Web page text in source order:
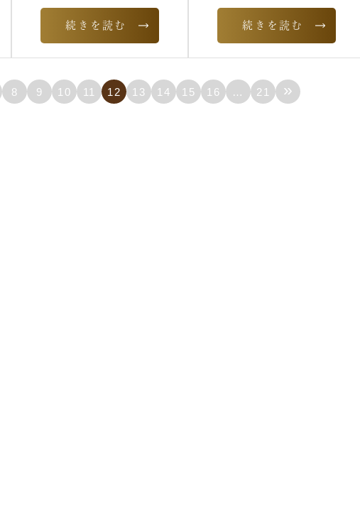
続きを読む 続きを読む
8 9 10 11 12 13 14 15 16 … 21 »